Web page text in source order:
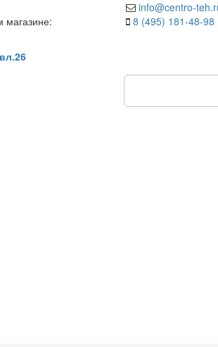
магазине:
info@centro-
8 (495) 181-48-98